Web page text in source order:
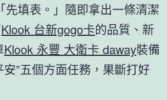
填表。」隨即拿出一條清潔
Klook 台新gogo卡的品質、新
Klook 永豐 大衛卡 daway裝備
安”五個方面任務，果斷打好